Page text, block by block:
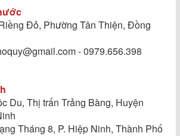
Đỏ, Phường Tân Thiện, Đồng
- 0979.656.398
Du, Thị trấn Trảng Bàng, Huyện
Tháng 8, P. Hiệp Ninh, Thành Phố